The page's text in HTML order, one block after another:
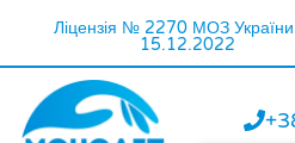
Ліцензія № 2270 МОЗ України
15.12.2022